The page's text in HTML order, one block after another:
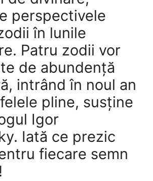
perspectivele
în lunile
Patru zodii vor
de abundență
intrând în noul an
pline, susține
Igor
Iată ce prezic
fiecare semn